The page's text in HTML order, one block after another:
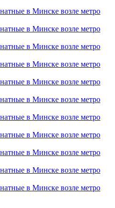
в Минске возле метро
в Минске возле метро
в Минске возле метро
в Минске возле метро
в Минске возле метро
в Минске возле метро
в Минске возле метро
в Минске возле метро
в Минске возле метро
в Минске возле метро
в Минске возле метро